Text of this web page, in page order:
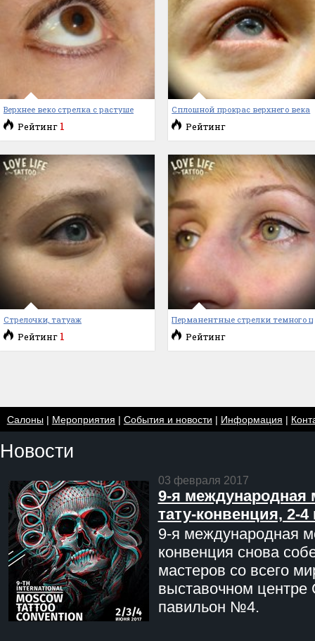
Верхнее веко стрелка с растуше
Рейтинг 1
Сплошной прокрас верхнего века
Рейтинг
Стрелочки, татуаж
Рейтинг 1
Перманентные стрелки темного ц
Рейтинг
Салоны| Мероприятия | События и новости | Информация |
Новости
03 февраля 2017
9-я международная
тату-конвенция, 2-
9-я международная
конвенция снова
мастеров со всего
выставочном центре
павильон №4.